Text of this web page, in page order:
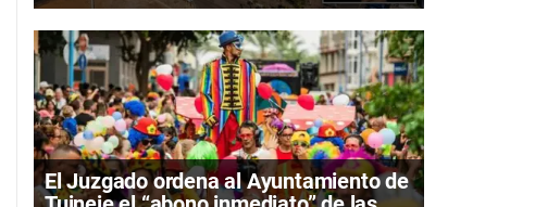
El Juzgado ordena al Ayuntamiento de